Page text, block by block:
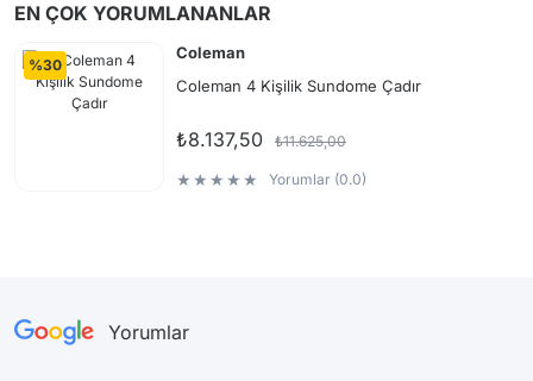
EN ÇOK YORUMLANANLAR
%30
Coleman
Coleman 4 Kişilik Sundome Çadır
₺11.625,00
₺8.137,50
Yorumlar (0.0)
Yorumlar